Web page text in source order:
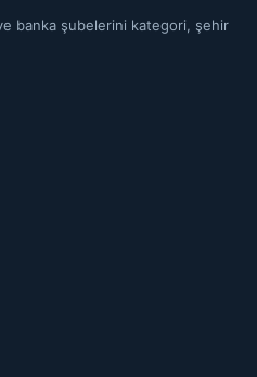
banka şubelerini kategori, şehir